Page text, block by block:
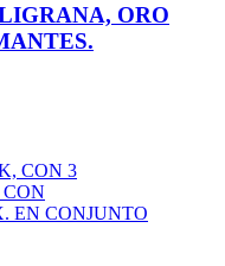
ORO